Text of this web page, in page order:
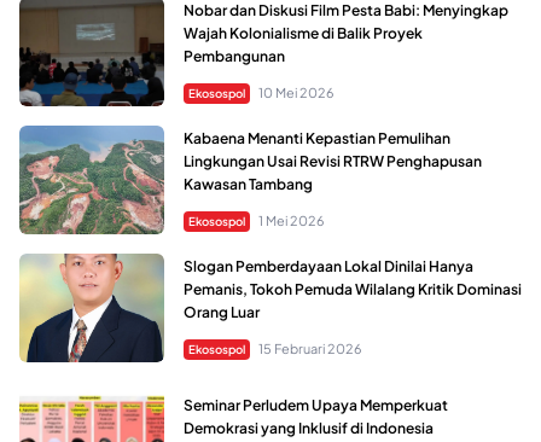
Nobar dan Diskusi Film Pesta Babi: Menyingkap
Wajah Kolonialisme di Balik Proyek
Pembangunan
Ekosospol 10 Mei 2026
Kabaena Menanti Kepastian Pemulihan
Lingkungan Usai Revisi RTRW Penghapusan
Kawasan Tambang
Ekosospol 1 Mei 2026
Slogan Pemberdayaan Lokal Dinilai Hanya
Pemanis, Tokoh Pemuda Wilalang Kritik Dominasi
Orang Luar
Ekosospol 15 Februari 2026
Seminar Perludem Upaya Memperkuat
Demokrasi yang Inklusif di Indonesia